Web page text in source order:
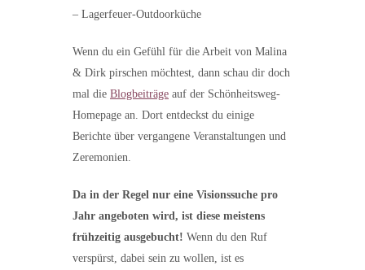
– Lagerfeuer-Outdoorküche
Wenn du ein Gefühl für die Arbeit von Malina
& Dirk pirschen möchtest, dann schau dir doch
mal die Blogbeiträge auf der Schönheitsweg-
Homepage an. Dort entdeckst du einige
Berichte über vergangene Veranstaltungen und
Zeremonien.
Da in der Regel nur eine Visionssuche pro
Jahr angeboten wird, ist diese meistens
frühzeitig ausgebucht! Wenn du den Ruf
verspürst, dabei sein zu wollen, ist es